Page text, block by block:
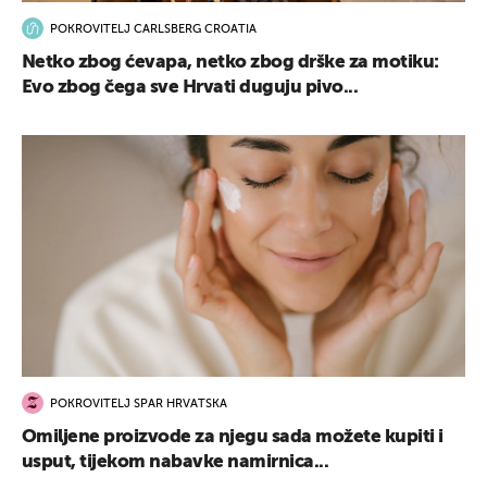
POKROVITELJ CARLSBERG CROATIA
Netko zbog ćevapa, netko zbog drške za motiku:
Evo zbog čega sve Hrvati duguju pivo...
POKROVITELJ SPAR HRVATSKA
Omiljene proizvode za njegu sada možete kupiti i
usput, tijekom nabavke namirnica...